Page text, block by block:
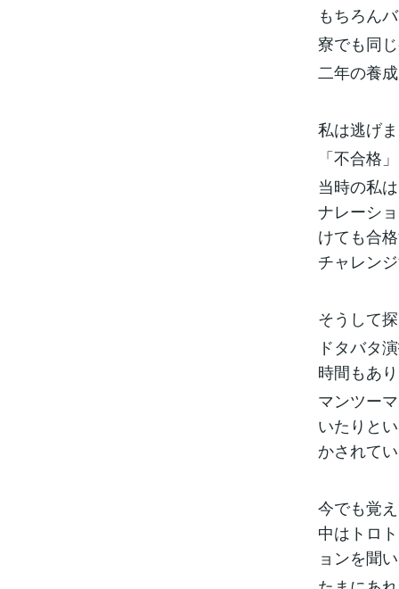
もちろん
寮でも同
二年の養
私は逃げ
「不合格
当時の私
ナレーシ
けても合
チャレン
そうして
ドタバタ
時間もあ
マンツー
いたりと
かされて
今でも覚
中はトロ
ョンを聞